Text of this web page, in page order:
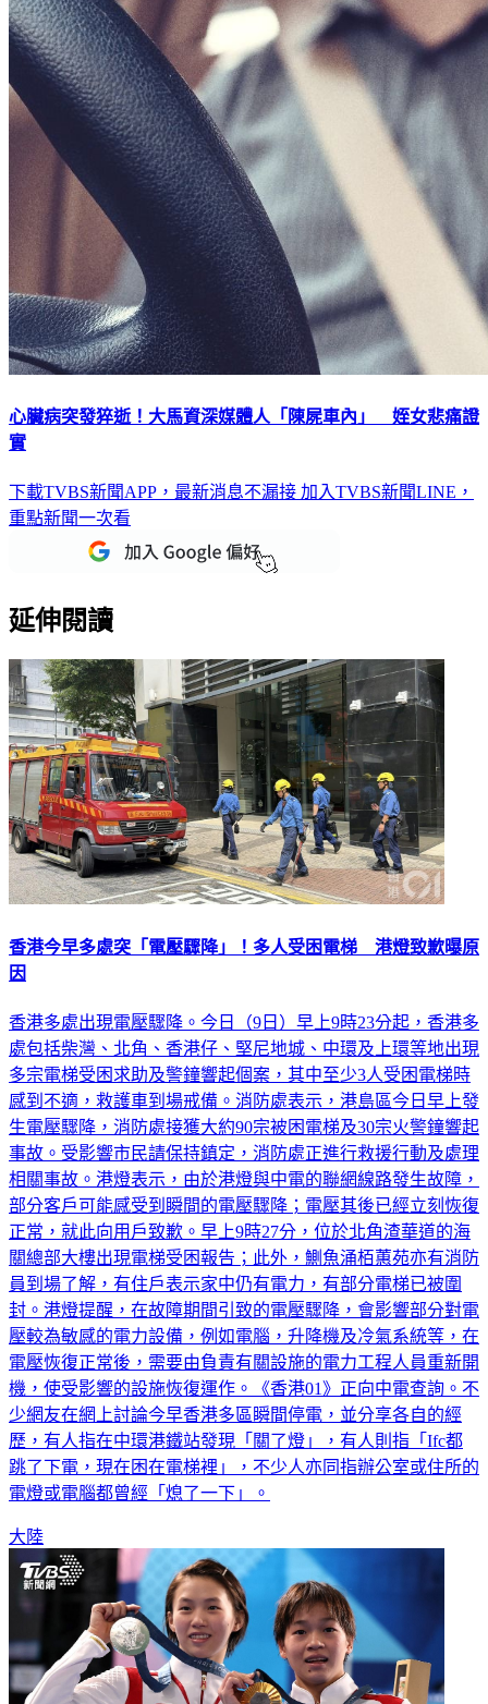
心臟病突發猝逝！大馬資深媒體人「陳屍車內」 姪女悲痛證
下載TVBS新聞APP，最新消息不漏接
重點新聞一次看
香港今早多處突「電壓驟降」！多人受困電梯 港燈致歉曝原
香港多處出現電壓驟降。今日（9日）早上9時23分起，香港多
處包括柴灣、北角、香港仔、堅尼地城、中環及上環等地出現
多宗電梯受困求助及警鐘響起個案，其中至少3人受困電梯時
感到不適，救護車到場戒備。消防處表示，港島區今日早上發
生電壓驟降，消防處接獲大約90宗被困電梯及30宗火警鐘響起
事故。受影響市民請保持鎮定，消防處正進行救援行動及處理
相關事故。港燈表示，由於港燈與中電的聯網線路發生故障，
部分客戶可能感受到瞬間的電壓驟降；電壓其後已經立刻恢復
正常，就此向用戶致歉。早上9時27分，位於北角渣華道的海
關總部大樓出現電梯受困報告；此外，鰂魚涌栢蕙苑亦有消防
員到場了解，有住戶表示家中仍有電力，有部分電梯已被圍
封。港燈提醒，在故障期間引致的電壓驟降，會影響部分對電
壓較為敏感的電力設備，例如電腦，升降機及冷氣系統等，在
電壓恢復正常後，需要由負責有關設施的電力工程人員重新開
機，使受影響的設施恢復運作。《香港01》正向中電查詢。不
少網友在網上討論今早香港多區瞬間停電，並分享各自的經
歷，有人指在中環港鐵站發現「關了燈」，有人則指「Ifc都
跳了下電，現在困在電梯裡」，不少人亦同指辦公室或住所的
大陸